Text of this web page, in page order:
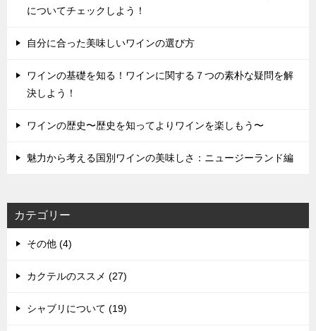
についてチェックしよう！
自分に合った美味しいワインの選び方
ワインの基礎を知る！ワインに関する７つの素朴な疑問を解
決しよう！
ワインの歴史〜歴史を知ってよりワインを楽しもう〜
魅力から考える国別ワインの美味しさ：ニュージーランド編
カテゴリー
その他 (4)
カクテルのススメ (27)
シャブリについて (19)